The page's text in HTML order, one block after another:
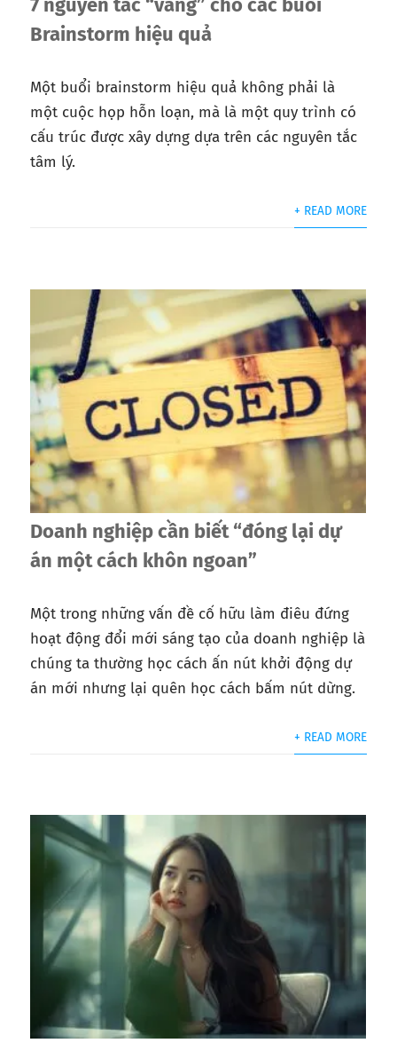
7 nguyên tắc “vàng” cho các buổi
Brainstorm hiệu quả
Một buổi brainstorm hiệu quả không phải là
một cuộc họp hỗn loạn, mà là một quy trình có
cấu trúc được xây dựng dựa trên các nguyên tắc
tâm lý.
+ READ MORE
Doanh nghiệp cần biết “đóng lại dự
án một cách khôn ngoan”
Một trong những vấn đề cố hữu làm điêu đứng
hoạt động đổi mới sáng tạo của doanh nghiệp là
chúng ta thường học cách ấn nút khởi động dự
án mới nhưng lại quên học cách bấm nút dừng.
+ READ MORE